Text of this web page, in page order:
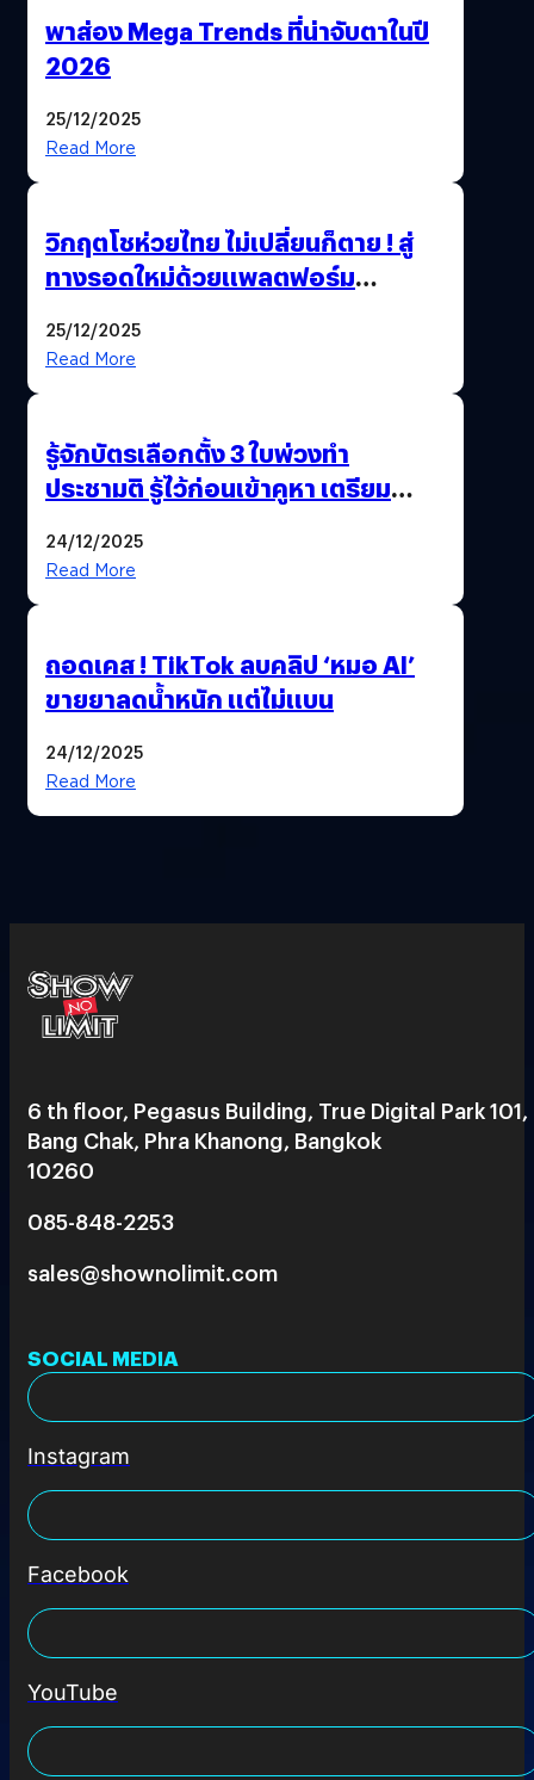
พาส่อง Mega Trends ที่น่าจับตาในปี
2026
25/12/2025
Read More
วิกฤตโชห่วยไทย ไม่เปลี่ยนก็ตาย ! สู่
ทางรอดใหม่ด้วยแพลตฟอร์ม
25/12/2025
Read More
รู้จักบัตรเลือกตั้ง 3 ใบพ่วงทำ
ประชามติ รู้ไว้ก่อนเข้าคูหา เตรียม
24/12/2025
Read More
ถอดเคส ! TikTok ลบคลิป ‘หมอ AI’
ขายยาลดน้ำหนัก แต่ไม่แบน
24/12/2025
Read More
6 th floor, Pegasus Building, True Digital Park 101,
Bang Chak, Phra Khanong, Bangkok
10260
085-848-2253
sales@shownolimit.com
SOCIAL MEDIA
Instagram
Facebook
YouTube